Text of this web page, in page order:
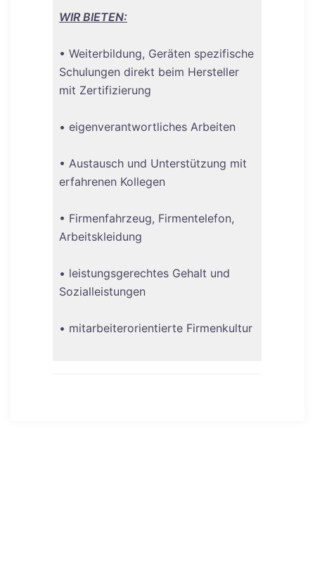
WIR BIETEN:
• Weiterbildung, Geräten spezifische
Schulungen direkt beim Hersteller
mit Zertifizierung
• eigenverantwortliches Arbeiten
• Austausch und Unterstützung mit
erfahrenen Kollegen
• Firmenfahrzeug, Firmentelefon,
Arbeitskleidung
• leistungsgerechtes Gehalt und
Sozialleistungen
• mitarbeiterorientierte Firmenkultur